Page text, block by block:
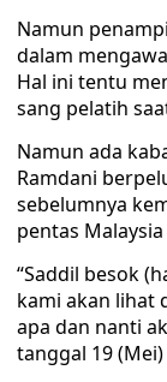
Namun
dalam
Hal ini tentu
sang pelatih
Namun ada
Ramdani
sebelumnya
pentas
“Saddil besok
kami akan lihat
apa dan nanti
tanggal 19 (Mei)